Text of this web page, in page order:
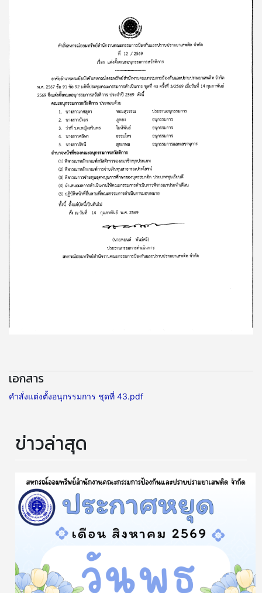
เอกสาร
คำสั่งแต่งตั้งอนุกรรมการ ชุดที่ 43.pdf
ข่าวล่าสุด